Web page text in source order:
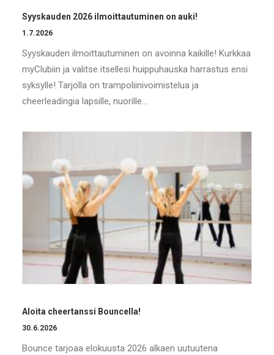
Syyskauden 2026 ilmoittautuminen on auki!
1.7.2026
Syyskauden ilmoittautuminen on avoinna kaikille! Kurkkaa
myClubiin ja valitse itsellesi huippuhauska harrastus ensi
syksylle! Tarjolla on trampoliinivoimistelua ja
cheerleadingia lapsille, nuorille…
Aloita cheertanssi Bouncella!
30.6.2026
Bounce tarjoaa elokuusta 2026 alkaen uutuutena